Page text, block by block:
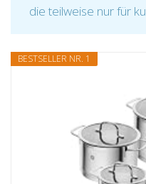
die teilweise nur für
BESTSELLER NR. 1